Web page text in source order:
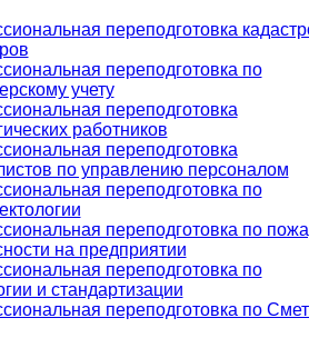
переподготовка
переподготовка по
учету
переподготовка
работников
переподготовка
по управлению персоналом
переподготовка по
переподготовка по
на предприятии
переподготовка по
и стандартизации
переподготовка по